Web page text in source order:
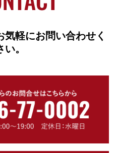
軽にお問い合わせく
い。